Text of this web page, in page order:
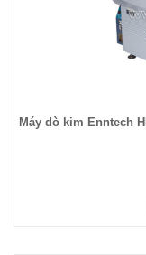
Máy dò kim Enntech